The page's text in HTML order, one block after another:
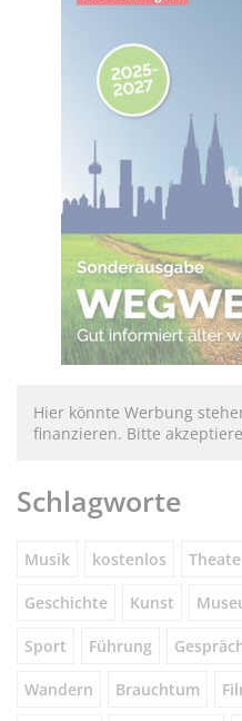
Hier könnte Werbung
finanzieren. Bitte
Schlagworte
Musik kostenlos
Geschichte Kunst
Sport Führung
Wandern Brauchtum